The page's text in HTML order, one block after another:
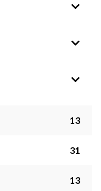
13
31
13